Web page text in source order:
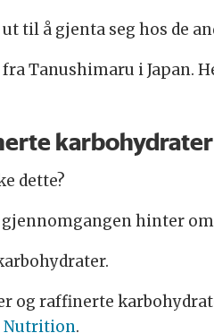
til å gjenta seg hos de
Tanushimaru i Japan.
karbohydrater
dette?
hinter
og raffinerte
Nutrition.